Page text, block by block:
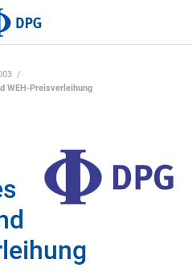
WEH-Preisverleihung